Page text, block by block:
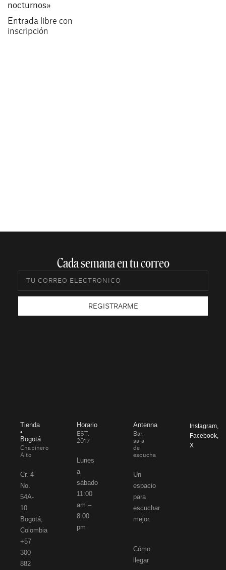
nocturnos»
Entrada libre con
inscripción
Cada semana en tu correo​
REGISTRARME
Tienda
•
Bogotá
Chapinero
Alto
Cr. 4
No.
54A-
10
Bogotá,
Colombia
+57
300
882
Horario
EST.
2017
Lunes
a
sábado
11:00
am –
8:00
pm
Antenna
Bar,
sala
de
escucha
Un
espacio
para
escuchar
mejor.
Cómo
llegar
Instagram
Facebook
X